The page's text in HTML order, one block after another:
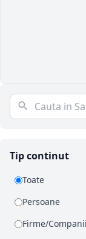
Tip continut
Toate
Persoane
Firme/Companii